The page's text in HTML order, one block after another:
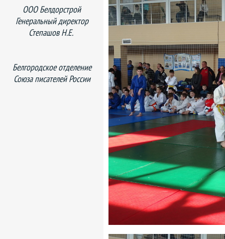
ООО Белдорстрой
Генеральный директор
Степашов Н.Е.
Белгородское отделение
Союза писателей России